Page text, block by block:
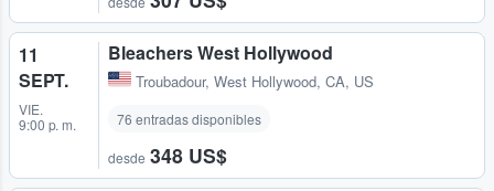
11
SEPT.
VIE.
9:00 p. m.
Bleachers West Hollywood
Troubadour, West Hollywood, CA, US
76 entradas disponibles
desde 348 US$